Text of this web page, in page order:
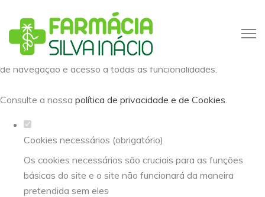
Defina as suas preferências de
cookies para este website.
Este website utiliza cookies estritamente necessários,
analíticos e funcionais, para lhe oferecer uma boa experiência
de navegação e acesso a todas as funcionalidades.
Consulte a nossa política de privacidade e de Cookies.
Cookies necessários (obrigatório)
Os cookies necessários são cruciais para as funções
básicas do site e o site não funcionará da maneira
pretendida sem eles